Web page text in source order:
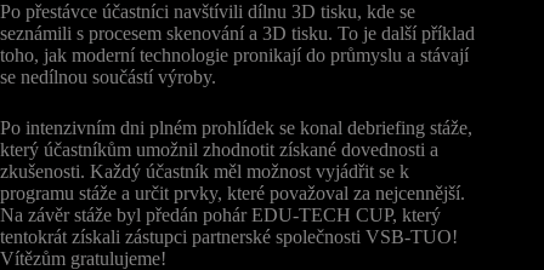
Po přestávce účastníci navštívili dílnu 3D tisku, kde se
seznámili s procesem skenování a 3D tisku. To je další příklad
toho, jak moderní technologie pronikají do průmyslu a stávají
se nedílnou součástí výroby.
Po intenzivním dni plném prohlídek se konal debriefing stáže,
který účastníkům umožnil zhodnotit získané dovednosti a
zkušenosti. Každý účastník měl možnost vyjádřit se k
programu stáže a určit prvky, které považoval za nejcennější.
Na závěr stáže byl předán pohár EDU-TECH CUP, který
tentokrát získali zástupci partnerské společnosti VSB-TUO!
Vítězům gratulujeme!